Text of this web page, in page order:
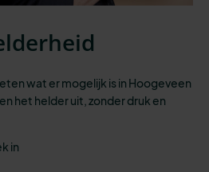
wat er mogelijk is in Hoogeveen
het helder uit, zonder druk en
in